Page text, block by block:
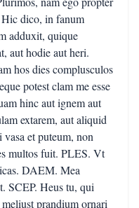
dico, in fanum
adduxit, quique
aut hodie aut heri.
hos dies complusculos
potest clam me esse
hinc aut ignem aut
extarem, aut aliquid
et puteum, non
multos fuit. PLES. Vt
DAEM. Mea
SCEP. Heus tu, qui
prandium ornari